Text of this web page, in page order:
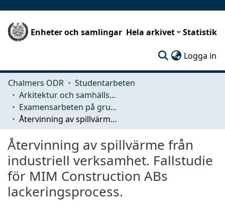
Enheter och samlingar Hela arkivet Statistik
Logga in
Chalmers ODR
Studentarbeten
Arkitektur och samhällsbyggnadsteknik (ACE)
Examensarbeten på grundnivå
Återvinning av spillvärme från industriell verksamhet. Fallstudie för MIM Construction ABs lackeringsprocess.
Återvinning av spillvärme från
industriell verksamhet. Fallstudie
för MIM Construction ABs
lackeringsprocess.